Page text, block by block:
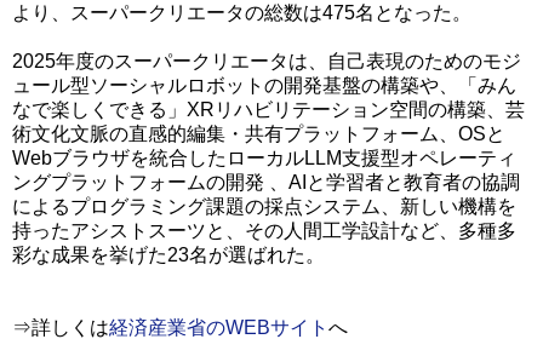
より、スーパークリエータの総数は475名となった。
2025年度のスーパークリエータは、自己表現のためのモジ
ュール型ソーシャルロボットの開発基盤の構築や、「みん
なで楽しくできる」XRリハビリテーション空間の構築、芸
術文化文脈の直感的編集・共有プラットフォーム、OSと
Webブラウザを統合したローカルLLM支援型オペレーティ
ングプラットフォームの開発 、AIと学習者と教育者の協調
によるプログラミング課題の採点システム、新しい機構を
持ったアシストスーツと、その人間工学設計など、多種多
彩な成果を挙げた23名が選ばれた。
⇒詳しくは経済産業省のWEBサイト へ